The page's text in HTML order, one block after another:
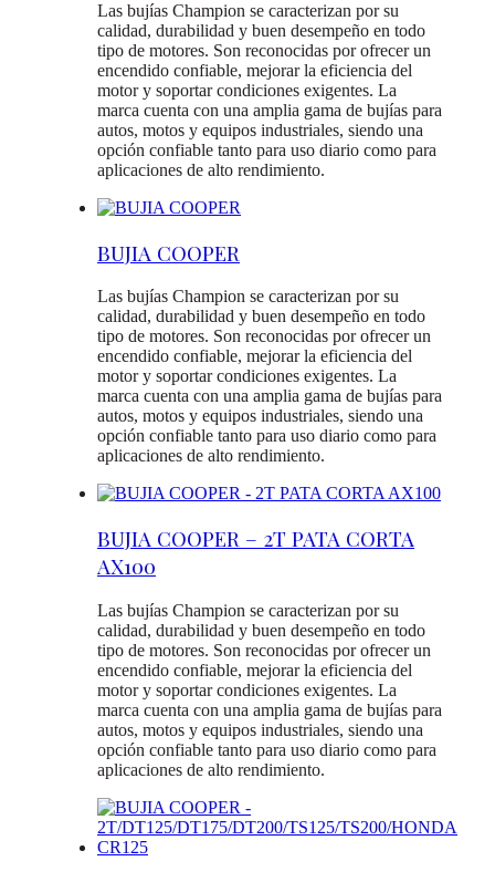
Las bujías Champion se caracterizan por su
calidad, durabilidad y buen desempeño en todo
tipo de motores. Son reconocidas por ofrecer un
encendido confiable, mejorar la eficiencia del
motor y soportar condiciones exigentes. La
marca cuenta con una amplia gama de bujías para
autos, motos y equipos industriales, siendo una
opción confiable tanto para uso diario como para
aplicaciones de alto rendimiento.
BUJIA COOPER
Las bujías Champion se caracterizan por su
calidad, durabilidad y buen desempeño en todo
tipo de motores. Son reconocidas por ofrecer un
encendido confiable, mejorar la eficiencia del
motor y soportar condiciones exigentes. La
marca cuenta con una amplia gama de bujías para
autos, motos y equipos industriales, siendo una
opción confiable tanto para uso diario como para
aplicaciones de alto rendimiento.
BUJIA COOPER – 2T PATA CORTA
AX100
Las bujías Champion se caracterizan por su
calidad, durabilidad y buen desempeño en todo
tipo de motores. Son reconocidas por ofrecer un
encendido confiable, mejorar la eficiencia del
motor y soportar condiciones exigentes. La
marca cuenta con una amplia gama de bujías para
autos, motos y equipos industriales, siendo una
opción confiable tanto para uso diario como para
aplicaciones de alto rendimiento.